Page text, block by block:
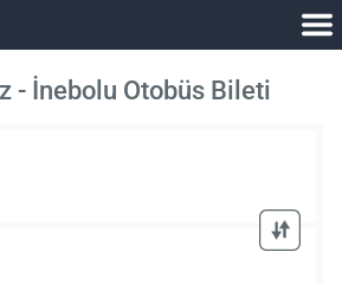
- İnebolu Otobüs Bileti